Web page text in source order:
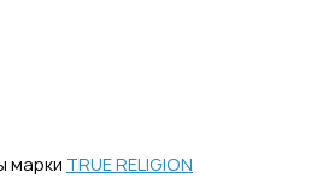
марки TRUE RELIGION